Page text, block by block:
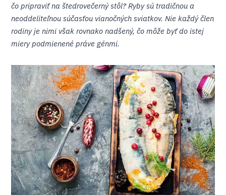
čo pripraviť na štedrovečerný stôl? Ryby sú tradičnou a
neoddeliteľnou súčasťou vianočných sviatkov. Nie každý člen
rodiny je nimi však rovnako nadšený, čo môže byť do istej
miery podmienené práve génmi.